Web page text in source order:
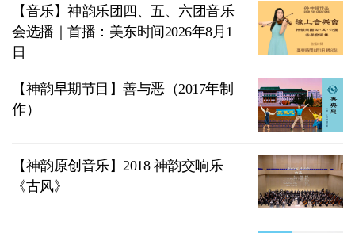
【音乐】神韵乐团四、五、六团音乐
会选播｜首播：美东时间2026年8月1
日
【神韵早期节目】善与恶（2017年制
作）
【神韵原创音乐】2018 神韵交响乐
《古风》